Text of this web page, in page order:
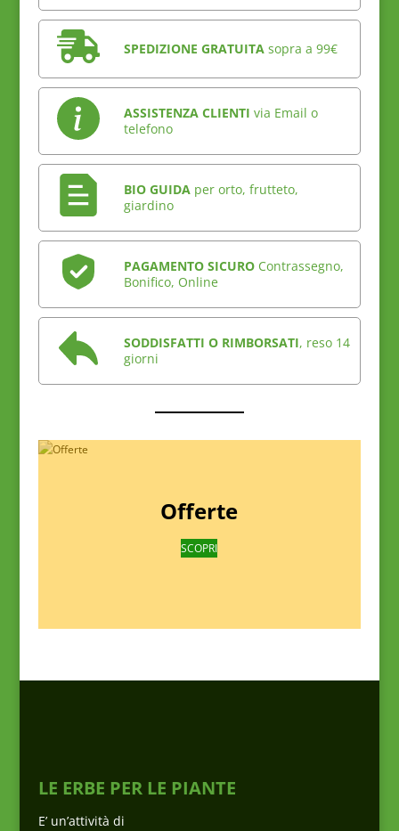
SPEDIZIONE GRATUITAsopra a 99€
ASSISTENZA CLIENTI via Email o
telefono
BIO GUIDAper orto, frutteto,
giardino
PAGAMENTO SICUROContrassegno,
Bonifico, Online
SODDISFATTI O RIMBORSATI, reso 14
giorni
Offerte
SCOPRI
LE ERBE PER LE PIANTE
E’ un’attività di